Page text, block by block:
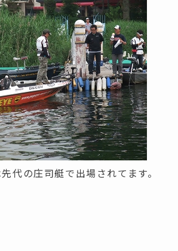
代の庄司艇で出場されてます。